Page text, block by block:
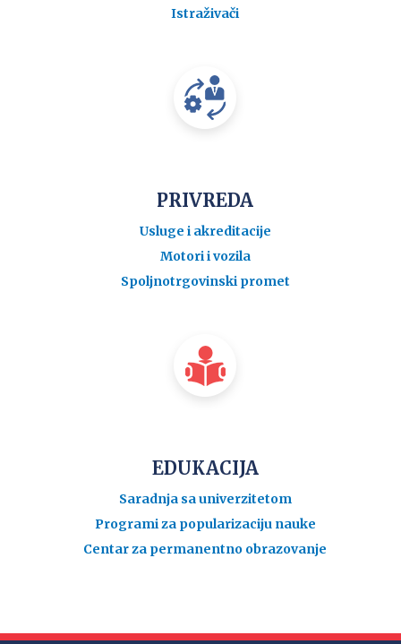
Istraživači
PRIVREDA
Usluge i akreditacije
Motori i vozila
Spoljnotrgovinski promet
EDUKACIJA
Saradnja sa univerzitetom
Programi za popularizaciju nauke
Centar za permanentno obrazovanje